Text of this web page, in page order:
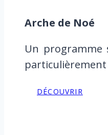
Arche de Noé
Un programme
DÉCOUVRIR